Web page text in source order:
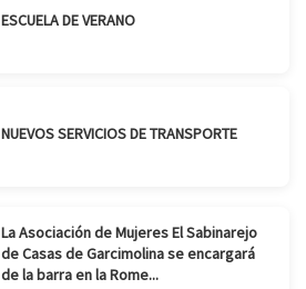
ESCUELA DE VERANO
NUEVOS SERVICIOS DE TRANSPORTE
La Asociación de Mujeres El Sabinarejo
de Casas de Garcimolina se encargará
de la barra en la Rome...